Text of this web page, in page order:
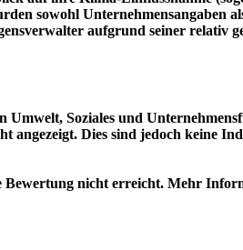
sowohl Unternehmensangaben
aufgrund seiner
Soziales und
angezeigt. Dies sind jedoch keine
nicht erreicht. Mehr